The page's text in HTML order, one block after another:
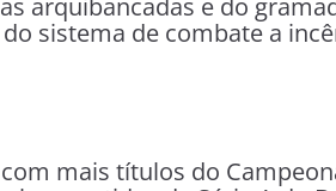
sistema de combate a
mais títulos do